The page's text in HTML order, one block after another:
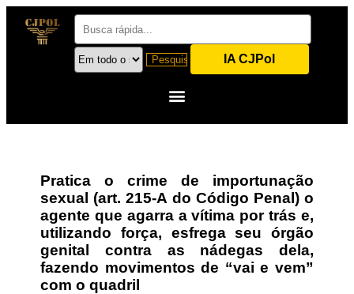
IA CJPol
Pratica o crime de importunação
sexual (art. 215-A do Código Penal) o
agente que agarra a vítima por trás e,
utilizando força, esfrega seu órgão
genital contra as nádegas dela,
fazendo movimentos de “vai e vem”
com o quadril